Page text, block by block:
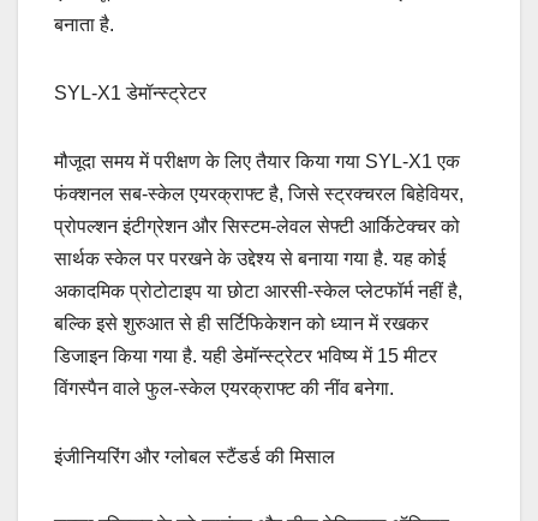
बनाता है.
SYL-X1 डेमॉन्स्ट्रेटर
मौजूदा समय में परीक्षण के लिए तैयार किया गया SYL-X1 एक
फंक्शनल सब-स्केल एयरक्राफ्ट है, जिसे स्ट्रक्चरल बिहेवियर,
प्रोपल्शन इंटीग्रेशन और सिस्टम-लेवल सेफ्टी आर्किटेक्चर को
सार्थक स्केल पर परखने के उद्देश्य से बनाया गया है. यह कोई
अकादमिक प्रोटोटाइप या छोटा आरसी-स्केल प्लेटफॉर्म नहीं है,
बल्कि इसे शुरुआत से ही सर्टिफिकेशन को ध्यान में रखकर
डिजाइन किया गया है. यही डेमॉन्स्ट्रेटर भविष्य में 15 मीटर
विंगस्पैन वाले फुल-स्केल एयरक्राफ्ट की नींव बनेगा.
इंजीनियरिंग और ग्लोबल स्टैंडर्ड की मिसाल